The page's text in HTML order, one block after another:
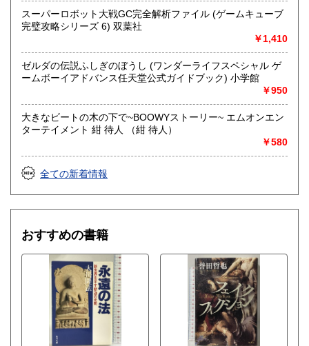
スーパーロボット大戦GC完全解析ファイル (ゲームキューブ
完璧攻略シリーズ 6) 双葉社
￥1,410
ゼルダの伝説ふしぎのぼうし (ワンダーライフスペシャル ゲ
ームボーイアドバンス任天堂公式ガイドブック) 小学館
￥950
大きなビートの木の下で~BOOWYストーリー~ エムオンエン
ターテイメント 紺 待人 （紺 待人）
￥580
全ての新着情報
おすすめの書籍